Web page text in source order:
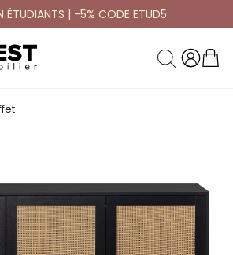
ÉTUDIANTS | -5% CODE ETUD5